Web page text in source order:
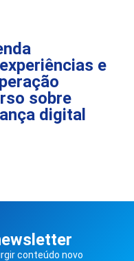
e
sobre
digital
conteúdo novo